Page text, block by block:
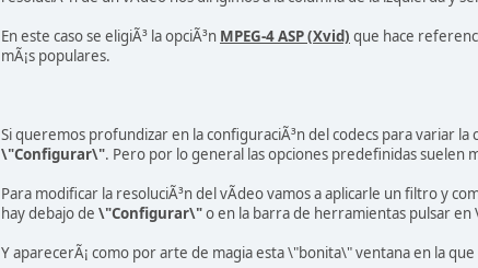
En este caso se eligiÃ³ la opciÃ³n MPEG-4 ASP (Xvid) que hace
mÃ¡s populares.
Si queremos profundizar en la configuraciÃ³n del codecs para variar
\"Configurar\". Pero por lo general las opciones predefinidas suelen
Para modificar la resoluciÃ³n del vÃ­deo vamos a aplicarle un filtro y
hay debajo de \"Configurar\"o en la barra de herramientas pulsar en
Y aparecerÃ¡ como por arte de magia esta \"bonita\" ventana en la